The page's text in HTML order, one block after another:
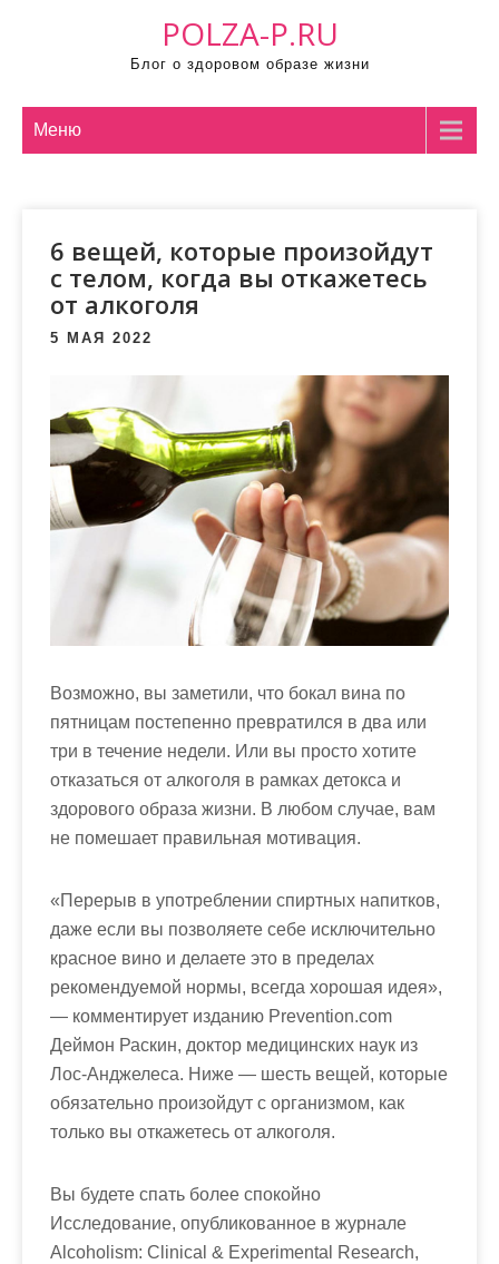
POLZA-P.RU
Блог о здоровом образе жизни
Меню
6 вещей, которые произойдут
с телом, когда вы откажетесь
от алкоголя
5 МАЯ 2022
Возможно, вы заметили, что бокал вина по
пятницам постепенно превратился в два или
три в течение недели. Или вы просто хотите
отказаться от алкоголя в рамках детокса и
здорового образа жизни. В любом случае, вам
не помешает правильная мотивация.
«Перерыв в употреблении спиртных напитков,
даже если вы позволяете себе исключительно
красное вино и делаете это в пределах
рекомендуемой нормы, всегда хорошая идея»,
— комментирует изданию Prevention.com
Деймон Раскин, доктор медицинских наук из
Лос-Анджелеса. Ниже — шесть вещей, которые
обязательно произойдут с организмом, как
только вы откажетесь от алкоголя.
Вы будете спать более спокойно
Исследование, опубликованное в журнале
Alcoholism: Clinical & Experimental Research,